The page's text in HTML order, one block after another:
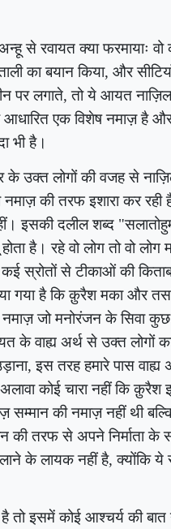
से रवायत क्या फरमायाः वो
का बयान किया, और
पर लगाते,तो ये आयत
आधारित एक विशेष नमाज़ है
भी है।
के उक्त लोगों की वजह से
की तरफ इशारा कर रही
इसकी दलील शब्द
है। रहे वो लोग तो वो लोग
स्रोतों से टीकाओं की
गया है कि क़ुरैश मका और
नमाज़ जो मनोरंजन के सिवा
के वाह्य अर्थ से उक्त लोगों
,इस तरह हमारे पास
कोई चारा नहीं कि
की नमाज़ नहीं थी
की तरफ से अपने निर्माता के
के लायक नहीं है, क्योंकि ये
इसमें कोई आश्चर्य की बात